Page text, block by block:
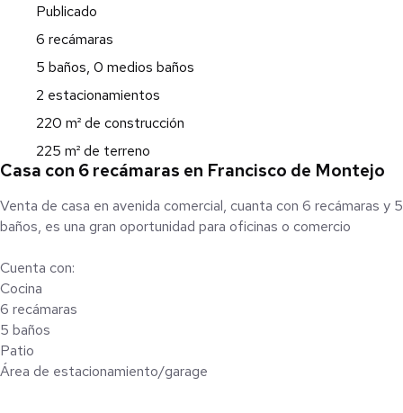
Publicado
6 recámaras
5 baños, 0 medios baños
2 estacionamientos
220 m² de construcción
225 m² de terreno
Casa con 6 recámaras en Francisco de Montejo
Venta de casa en avenida comercial, cuanta con 6 recámaras y 5
baños, es una gran oportunidad para oficinas o comercio
Cuenta con:
Cocina
6 recámaras
5 baños
Patio
Área de estacionamiento/garage